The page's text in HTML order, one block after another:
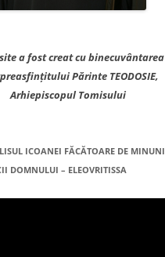
a fost creat cu binecuvântarea
Părinte TEODOSIE,
Arhiepiscopul Tomisului
ICOANEI FĂCĂTOARE DE MINUNI
DOMNULUI – ELEOVRITISSA